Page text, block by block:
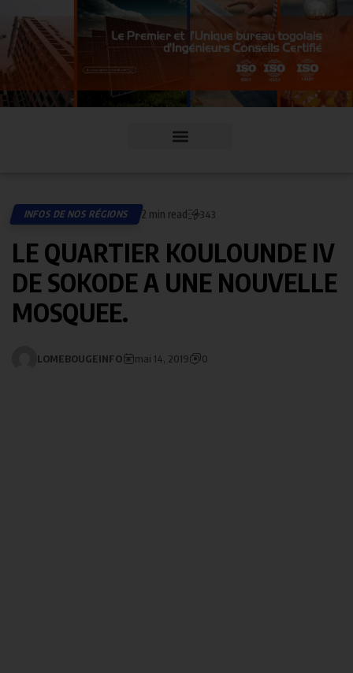
INFOS DE NOS RÉGIONS 2 min read 343
LE QUARTIER KOULOUNDE IV
DE SOKODE A UNE NOUVELLE
MOSQUEE.
LOMEBOUGEINFO mai 14, 2019 0